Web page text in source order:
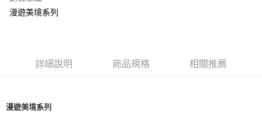
元大商業銀行
運送方式
漫遊美境系列
詳細說明 商品規格 相關推薦
漫遊美境系列